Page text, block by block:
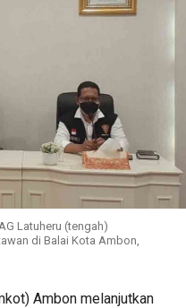
Latuheru (tengah)
di Balai Kota Ambon,
Ambon melanjutkan